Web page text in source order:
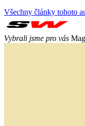
Všechny články tohoto
Vybrali jsme pro vás